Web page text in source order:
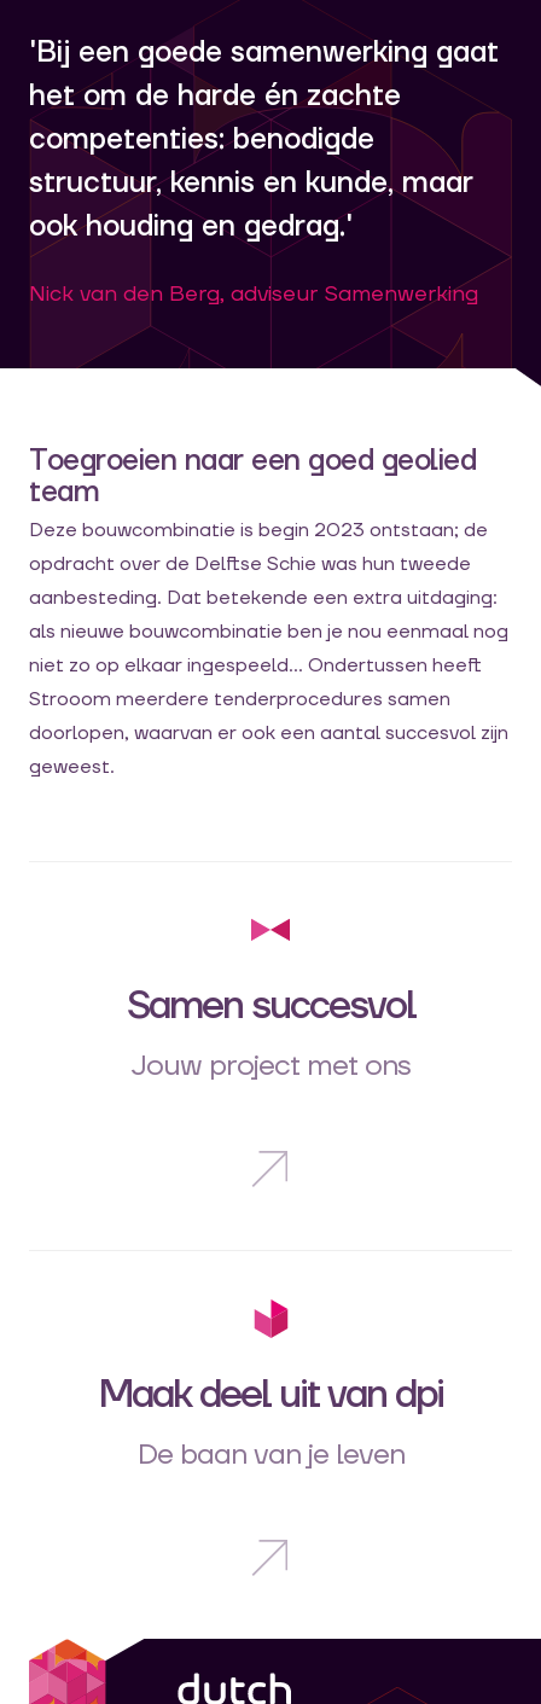
'Bij een goede samenwerking gaat
het om de harde én zachte
competenties: benodigde
structuur, kennis en kunde, maar
ook houding en gedrag.'
Nick van den Berg, adviseur Samenwerking
Toegroeien naar een goed geolied
team
Deze bouwcombinatie is begin 2023 ontstaan; de
opdracht over de Delftse Schie was hun tweede
aanbesteding. Dat betekende een extra uitdaging:
als nieuwe bouwcombinatie ben je nou eenmaal nog
niet zo op elkaar ingespeeld.. Ondertussen heeft
Strooom meerdere tenderprocedures samen
doorlopen, waarvan er ook een aantal succesvol zijn
geweest.
Samen succesvol
Jouw project met ons
Maak deel uit van dpi
De baan van je leven